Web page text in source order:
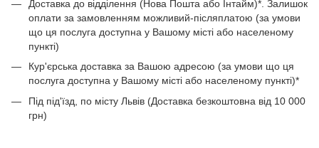
Доставка до відділення (Нова Пошта або Інтайм)*. Залишок
оплати за замовленням можливий-післяплатою (за умови
що ця послуга доступна у Вашому місті або населеному
пункті)
Кур'єрська доставка за Вашою адресою (за умови що ця
послуга доступна у Вашому місті або населеному пункті)*
Під під'їзд, по місту Львів (Доставка безкоштовна від 10 000
грн)